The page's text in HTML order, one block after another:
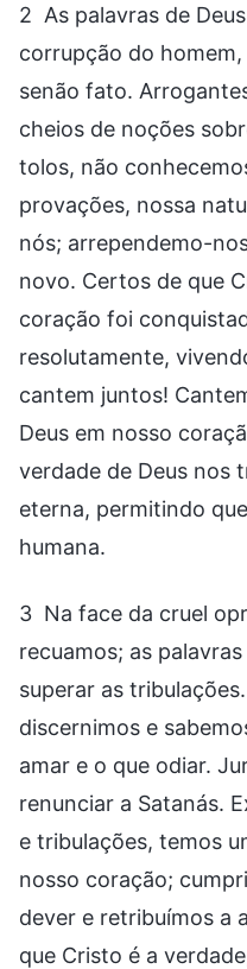
2 As palavras de
corrupção do
senão fato.
cheios de noções
tolos, não
provações, nossa
nós; arrependemo-
novo. Certos de que
coração foi
resolutamente,
cantem juntos!
Deus em nosso
verdade de Deus nos
eterna, permitindo
humana.
3 Na face da cruel
recuamos; as
superar as
discernimos e
amar e o que odiar.
renunciar a Satanás.
e tribulações, temos
nosso coração;
dever e retribuímos a
que Cristo é a